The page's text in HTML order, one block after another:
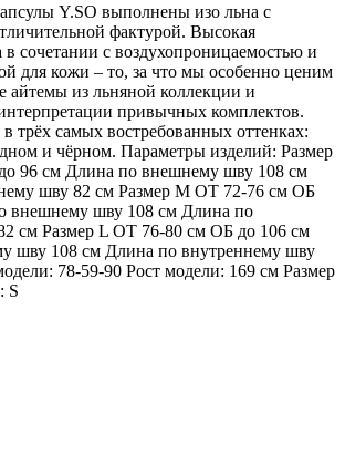
Y.SO выполнены изо льна с
фактурой. Высокая
в сочетании с воздухопроницаемостью и
для кожи – то, за что мы особенно ценим
айтемы из льняной коллекции и
привычных комплектов.
трёх самых востребованных оттенках:
и чёрном. Параметры изделий: Размер
96 см Длина по внешнему шву 108 см
шву 82 см Размер М ОТ 72-76 см ОБ
внешнему шву 108 см Длина по
см Размер L ОТ 76-80 см ОБ до 106 см
шву 108 см Длина по внутреннему шву
78-59-90 Рост модели: 169 см Размер
S